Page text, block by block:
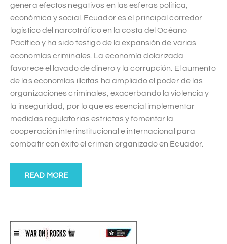
genera efectos negativos en las esferas política,
económica y social. Ecuador es el principal corredor
logístico del narcotráfico en la costa del Océano
Pacífico y ha sido testigo de la expansión de varias
economías criminales. La economía dolarizada
favorece el lavado de dinero y la corrupción. El aumento
de las economías ilícitas ha ampliado el poder de las
organizaciones criminales, exacerbando la violencia y
la inseguridad, por lo que es esencial implementar
medidas regulatorias estrictas y fomentar la
cooperación interinstitucional e internacional para
combatir con éxito el crimen organizado en Ecuador.
READ MORE